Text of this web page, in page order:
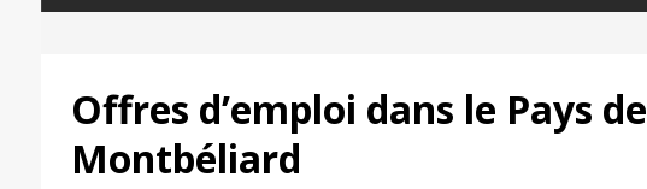
Offres d’emploi dans le Pays de
Montbéliard